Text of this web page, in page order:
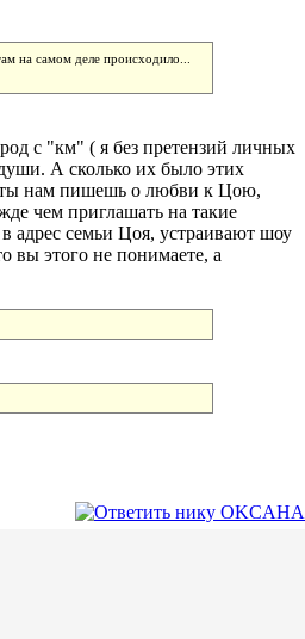
на самом деле происходило...
с "км" ( я без претензий личных
А сколько их было этих
ты нам пишешь о любви к Цою,
чем приглашать на такие
адрес семьи Цоя, устраивают шоу
вы этого не понимаете, а